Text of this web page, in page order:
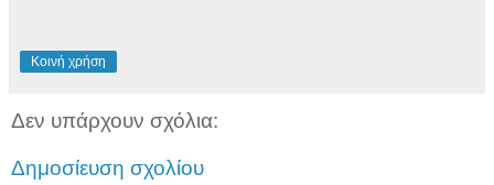
Κοινή χρήση
Δεν υπάρχουν σχόλια:
Δημοσίευση σχολίου